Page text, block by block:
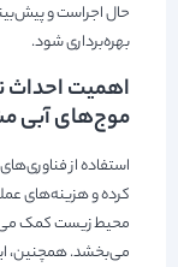
حال اجراست و
بهره‌برداری شود.
اهمیت احداث
موج‌های آبی
استفاده از
کرده و هزینه‌های
محیط زیست کمک
می‌بخشد. همچنین،